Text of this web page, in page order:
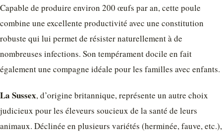
Capable de produire environ 200 œufs par an, cette poule
combine une excellente productivité avec une constitution
robuste qui lui permet de résister naturellement à de
nombreuses infections. Son tempérament docile en fait
également une compagne idéale pour les familles avec enfants.
La Sussex, d’origine britannique, représente un autre choix
judicieux pour les éleveurs soucieux de la santé de leurs
animaux. Déclinée en plusieurs variétés (herminée, fauve, etc.),